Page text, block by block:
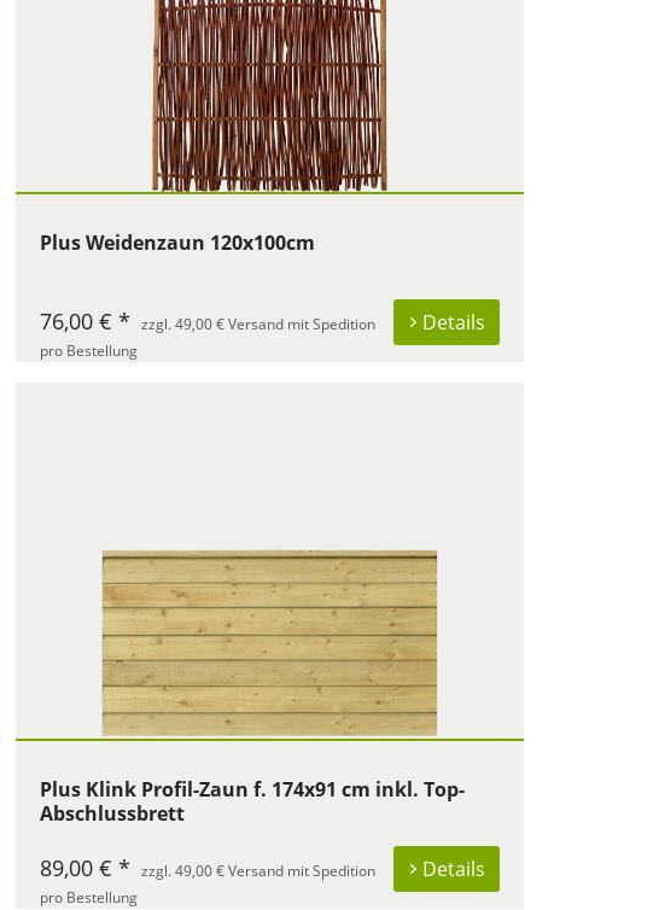
Plus Weidenzaun 120x100cm
Details
76,00 € * zzgl. 49,00 € Versand mit Spedition
pro Bestellung
Plus Klink Profil-Zaun f. 174x91 cm inkl. Top-
Abschlussbrett
Details
89,00 € * zzgl. 49,00 € Versand mit Spedition
pro Bestellung